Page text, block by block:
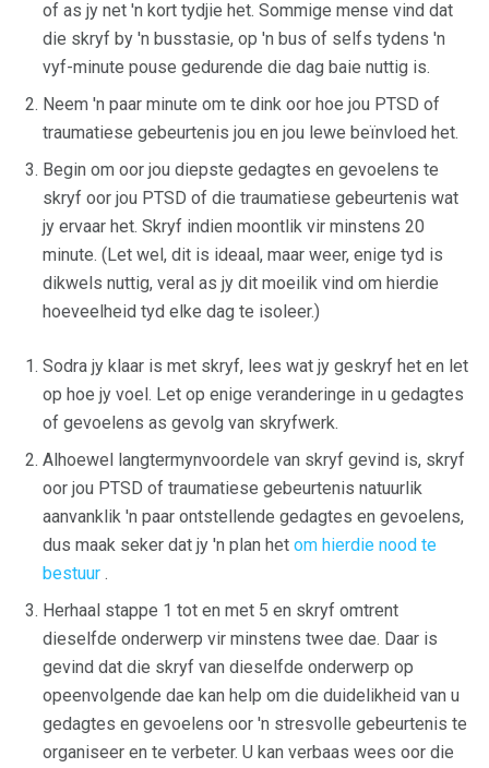
of as jy net 'n kort tydjie het. Sommige mense vind dat
die skryf by 'n busstasie, op 'n bus of selfs tydens 'n
vyf-minute pouse gedurende die dag baie nuttig is.
Neem 'n paar minute om te dink oor hoe jou PTSD of
traumatiese gebeurtenis jou en jou lewe beïnvloed het.
Begin om oor jou diepste gedagtes en gevoelens te
skryf oor jou PTSD of die traumatiese gebeurtenis wat
jy ervaar het. Skryf indien moontlik vir minstens 20
minute. (Let wel, dit is ideaal, maar weer, enige tyd is
dikwels nuttig, veral as jy dit moeilik vind om hierdie
hoeveelheid tyd elke dag te isoleer.)
Sodra jy klaar is met skryf, lees wat jy geskryf het en let
op hoe jy voel. Let op enige veranderinge in u gedagtes
of gevoelens as gevolg van skryfwerk.
Alhoewel langtermynvoordele van skryf gevind is, skryf
oor jou PTSD of traumatiese gebeurtenis natuurlik
aanvanklik 'n paar ontstellende gedagtes en gevoelens,
dus maak seker dat jy 'n plan het om hierdie nood te
bestuur .
Herhaal stappe 1 tot en met 5 en skryf omtrent
dieselfde onderwerp vir minstens twee dae. Daar is
gevind dat die skryf van dieselfde onderwerp op
opeenvolgende dae kan help om die duidelikheid van u
gedagtes en gevoelens oor 'n stresvolle gebeurtenis te
organiseer en te verbeter. U kan verbaas wees oor die